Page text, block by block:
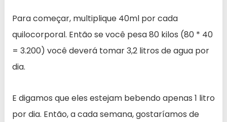
Para começar, multiplique 40ml por cada
quilocorporal. Então se você pesa 80 kilos (80 * 40
= 3.200) você deverá tomar 3,2 litros de agua por
dia.
E digamos que eles estejam bebendo apenas 1 litro
por dia. Então, a cada semana, gostaríamos de